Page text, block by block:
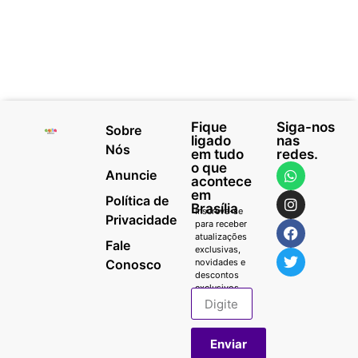
Sobre
Nós
Anuncie
Política de
Privacidade
Fale
Conosco
Fique
ligado
em tudo
o que
acontece
em
Brasília
Inscreva-se
para receber
atualizações
exclusivas,
novidades e
descontos
exclusivos.
Enviar
Siga-nos
nas
redes.